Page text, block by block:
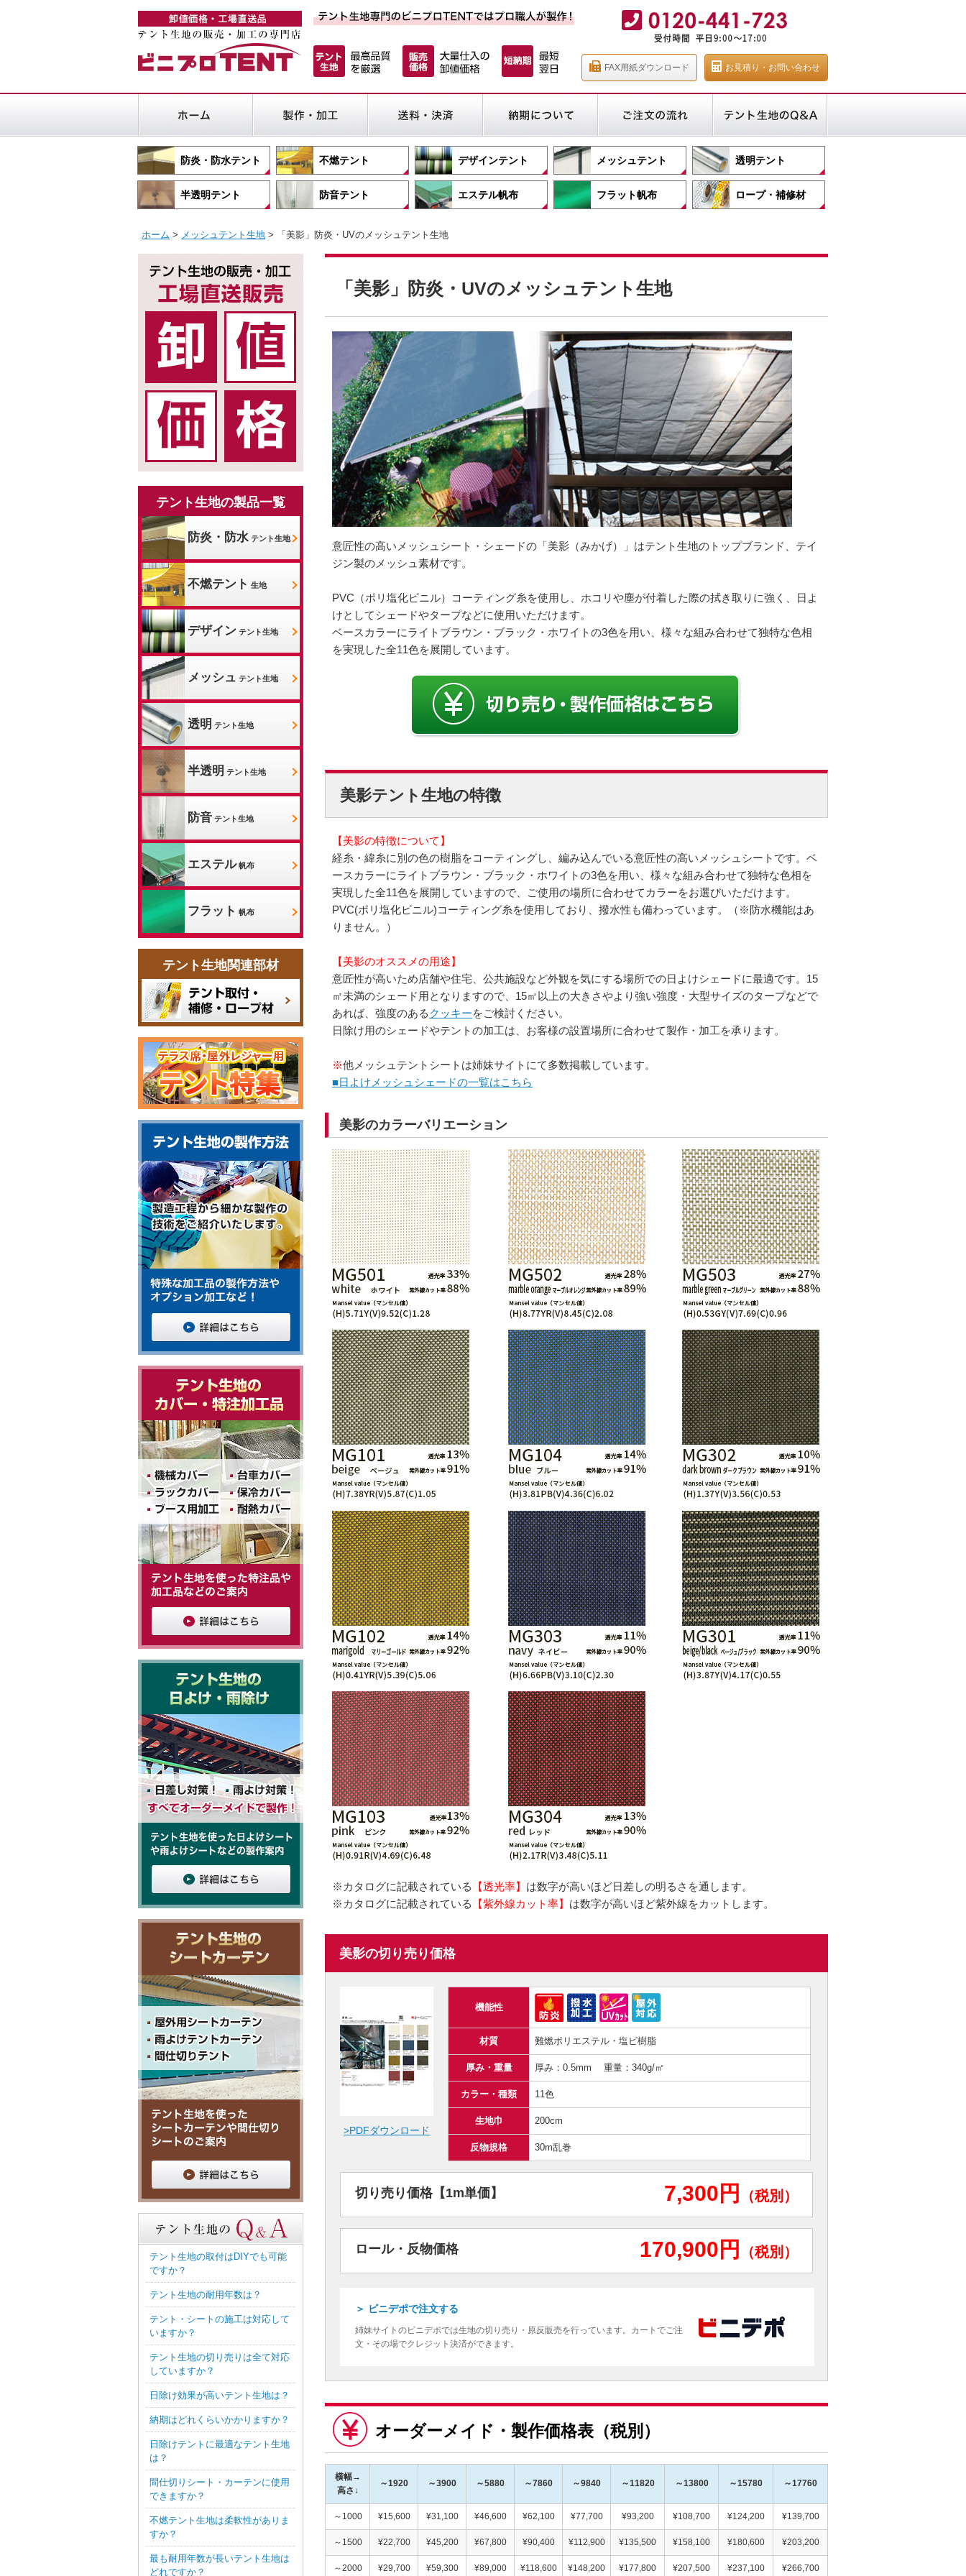
FAX用紙ダウンロード お見積り・お問い合わせ
防炎・防水テント 不燃テント デザインテント メッシュテント 透明テント
半透明テント 防音テント エステル帆布 フラット帆布 ロープ・補修材
ホーム > メッシュテント生地 > 「美影」防炎・UVのメッシュテント生地
「美影」防炎・UVのメッシュテント生地
意匠性の高いメッシュシート・シェードの「美影（みかげ）」はテント生地のトップブランド、テイ
ジン製のメッシュ素材です。
PVC（ポリ塩化ビニル）コーティング糸を使用し、ホコリや塵が付着した際の拭き取りに強く、日よ
けとしてシェードやタープなどに使用いただけます。
ベースカラーにライトブラウン・ブラック・ホワイトの3色を用い、様々な組み合わせて独特な色相
を実現した全11色を展開しています。
美影テント生地の特徴
【美影の特徴について】
経糸・緯糸に別の色の樹脂をコーティングし、編み込んでいる意匠性の高いメッシュシートです。ベ
ースカラーにライトブラウン・ブラック・ホワイトの3色を用い、様々な組み合わせて独特な色相を
実現した全11色を展開していますので、ご使用の場所に合わせてカラーをお選びいただけます。
PVC(ポリ塩化ビニル)コーティング糸を使用しており、撥水性も備わっています。（※防水機能はあ
りません。）
【美影のオススメの用途】
意匠性が高いため店舗や住宅、公共施設など外観を気にする場所での日よけシェードに最適です。15
㎡未満のシェード用となりますので、15㎡以上の大きさやより強い強度・大型サイズのタープなどで
あれば、強度のある クッキーをご検討ください。
日除け用のシェードやテントの加工は、お客様の設置場所に合わせて製作・加工を承ります。
※他メッシュテントシートは姉妹サイトにて多数掲載しています。
■日よけメッシュシェードの一覧はこちら
美影のカラーバリエーション
※カタログに記載されている 【透光率】 は数字が高いほど日差しの明るさを通します。
※カタログに記載されている
【紫外線カット率】 は数字が高いほど紫外線をカットします。
美影の切り売り価格
>PDFダウンロード
機能性
材質 難燃ポリエステル・塩ビ樹脂
厚み・重量 厚み：0.5mm 重量：340g/㎡
カラー・種類 11色
生地巾 200cm
反物規格 30m乱巻
切り売り価格【1m単価】 7,300円 （税別）
ロール・反物価格 170,900円 （税別）
＞ ビニデポで注文する
姉妹サイトのビニデポでは生地の切り売り・原反販売を行っています。カートでご注
文・その場でクレジット決済ができます。
オーダーメイド・製作価格表（税別）
横幅→
高さ↓
～1920 ～3900 ～5880 ～7860 ～9840 ～11820 ～13800 ～15780 ～17760
～1000 ¥15,600 ¥31,100 ¥46,600 ¥62,100 ¥77,700 ¥93,200 ¥108,700 ¥124,200 ¥139,700
～1500 ¥22,700 ¥45,200 ¥67,800 ¥90,400 ¥112,900 ¥135,500 ¥158,100 ¥180,600 ¥203,200
～2000 ¥29,700 ¥59,300 ¥89,000 ¥118,600 ¥148,200 ¥177,800 ¥207,500 ¥237,100 ¥266,700
テント生地の製品一覧
防炎・防水 テント生地
不燃テント 生地
デザイン テント生地
メッシュ テント生地
透明 テント生地
半透明 テント生地
防音 テント生地
エステル 帆布
フラット 帆布
テント生地関連部材
テント生地の取付はDIYでも可能
ですか？
テント生地の耐用年数は？
テント・シートの施工は対応して
いますか？
テント生地の切り売りは全て対応
していますか？
日除け効果が高いテント生地は？
納期はどれくらいかかりますか？
日除けテントに最適なテント生地
は？
間仕切りシート・カーテンに使用
できますか？
不燃テント生地は柔軟性がありま
すか？
最も耐用年数が長いテント生地は
どれですか？